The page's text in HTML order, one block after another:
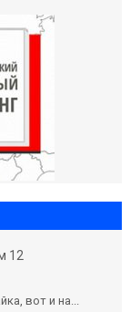
12
вот и на...